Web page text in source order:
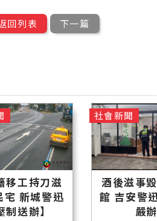
回列表 下一篇
移工持刀滋
宅 新城警迅
制送辦】
酒後滋事
館 吉安警
嚴辦
社會新聞